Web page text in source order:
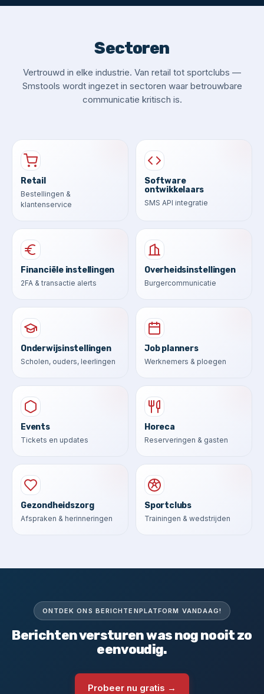
Sectoren
Vertrouwd in elke industrie. Van retail tot sportclubs —
Smstools wordt ingezet in sectoren waar betrouwbare
communicatie kritisch is.
Retail
Bestellingen &
klantenservice
Software
ontwikkelaars
SMS API integratie
Financiële instellingen
2FA & transactie alerts
Overheidsinstellingen
Burgercommunicatie
Onderwijsinstellingen
Scholen, ouders, leerlingen
Job planners
Werknemers & ploegen
Events
Tickets en updates
Horeca
Reserveringen & gasten
Gezondheidszorg
Afspraken & herinneringen
Sportclubs
Trainingen & wedstrijden
ONTDEK ONS BERICHTENPLATFORM VANDAAG!
Berichten versturen was nog nooit zo
eenvoudig.
Probeer nu gratis →